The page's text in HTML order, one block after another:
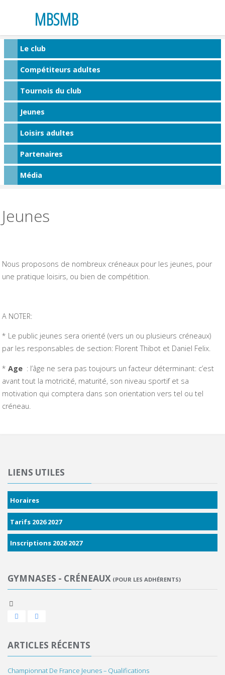
MBSMB
Le club
Compétiteurs adultes
Tournois du club
Jeunes
Loisirs adultes
Partenaires
Média
Jeunes
Nous proposons de nombreux créneaux pour les jeunes, pour
une pratique loisirs, ou bien de compétition.
A NOTER:
* Le public jeunes sera orienté (vers un ou plusieurs créneaux)
par les responsables de section: Florent Thibot et Daniel Felix.
*Age : l’âge ne sera pas toujours un facteur déterminant: c’est
avant tout la motricité, maturité, son niveau sportif et sa
motivation qui comptera dans son orientation vers tel ou tel
créneau.
LIENS UTILES
Horaires
Tarifs 2026 2027
Inscriptions 2026 2027
GYMNASES - CRÉNEAUX
ARTICLES RÉCENTS
Championnat De France Jeunes – Qualifications